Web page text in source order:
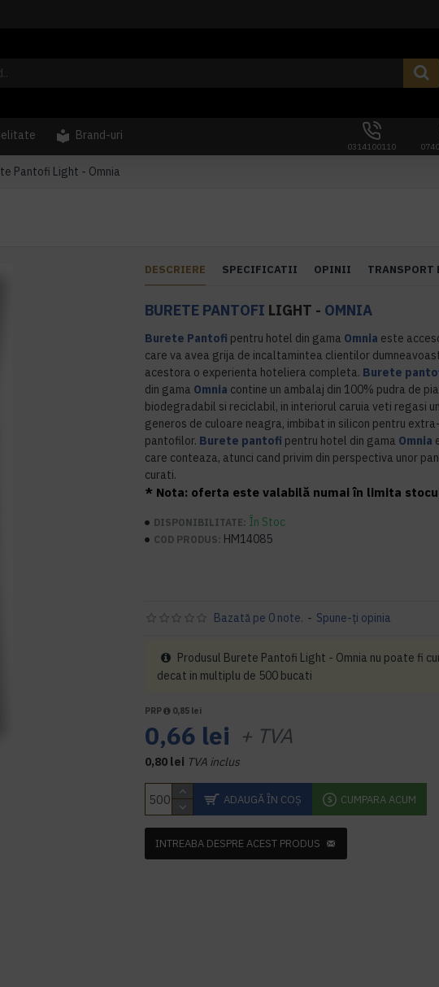
Brand-uri
0314100110
Pantofi Light - Omnia
DESCRIERE SPECIFICATII OPINII TRANSPORT
BURETE PANTOFI LIGHT - OMNIA
Burete Pantofi pentru hotel din gama Omnia este
care va avea grija de incaltamintea clientilor
acestora o experienta hoteliera completa. Burete
din gama Omnia contine un ambalaj din 100% pudra de
biodegradabil si reciclabil, in interiorul caruia veti regasi
generos de culoare neagra, imbibat in silicon pentru
pantofilor. Burete pantofi pentru hotel din gama Omnia
care conteaza, atunci cand privim din perspectiva unor
curati.
* Nota: oferta este valabilă numai în limita
DISPONIBILITATE: În Stoc
COD PRODUS: HM14085
Bazată pe 0 note. - Spune-ţi opinia
PRP 0,85 lei
0,66 lei + TVA
0,80 lei TVA inclus
ADAUGĂ ÎN COŞ CUMPARA ACUM
Produsul Burete Pantofi Light - Omnia nu poate fi
decat in multiplu de 500 bucati
INTREABA DESPRE ACEST PRODUS